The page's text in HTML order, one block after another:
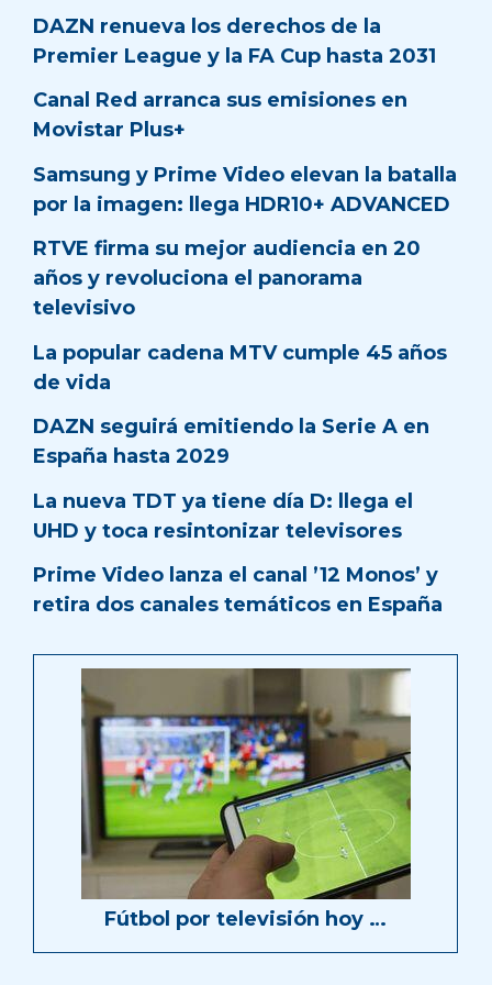
DAZN renueva los derechos de la
Premier League y la FA Cup hasta 2031
Canal Red arranca sus emisiones en
Movistar Plus+
Samsung y Prime Video elevan la batalla
por la imagen: llega HDR10+ ADVANCED
RTVE firma su mejor audiencia en 20
años y revoluciona el panorama
televisivo
La popular cadena MTV cumple 45 años
de vida
DAZN seguirá emitiendo la Serie A en
España hasta 2029
La nueva TDT ya tiene día D: llega el
UHD y toca resintonizar televisores
Prime Video lanza el canal ’12 Monos’ y
retira dos canales temáticos en España
Fútbol por televisión hoy …